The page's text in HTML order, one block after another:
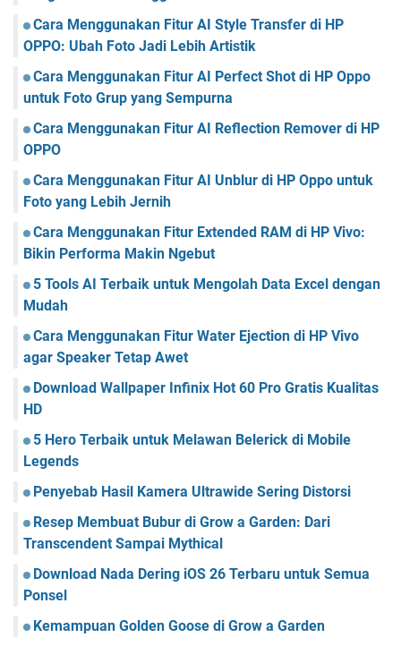
Cara Menggunakan Fitur AI Style Transfer di HP
OPPO: Ubah Foto Jadi Lebih Artistik
Cara Menggunakan Fitur AI Perfect Shot di HP Oppo
untuk Foto Grup yang Sempurna
Cara Menggunakan Fitur AI Reflection Remover di HP
OPPO
Cara Menggunakan Fitur AI Unblur di HP Oppo untuk
Foto yang Lebih Jernih
Cara Menggunakan Fitur Extended RAM di HP Vivo:
Bikin Performa Makin Ngebut
5 Tools AI Terbaik untuk Mengolah Data Excel dengan
Mudah
Cara Menggunakan Fitur Water Ejection di HP Vivo
agar Speaker Tetap Awet
Download Wallpaper Infinix Hot 60 Pro Gratis Kualitas
HD
5 Hero Terbaik untuk Melawan Belerick di Mobile
Legends
Penyebab Hasil Kamera Ultrawide Sering Distorsi
Resep Membuat Bubur di Grow a Garden: Dari
Transcendent Sampai Mythical
Download Nada Dering iOS 26 Terbaru untuk Semua
Ponsel
Kemampuan Golden Goose di Grow a Garden